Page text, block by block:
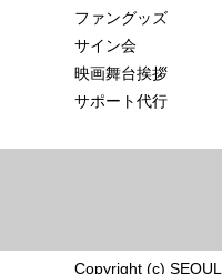
ファングッズ
サイン会
映画舞台挨拶
サポート代行
Copyright (c)